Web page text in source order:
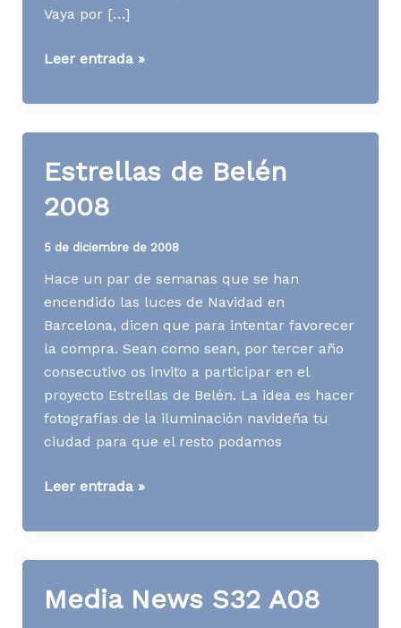
Vaya por […]
[Contenidos]
publicar
cuatro
canales
menos
utilizados
Leer entrada »
Estrellas de Belén
2008
5 de diciembre de 2008
Hace un par de semanas que se han
encendido las luces de Navidad en
Barcelona, dicen que para intentar favorecer
la compra. Sean como sean, por tercer año
consecutivo os invito a participar en el
proyecto Estrellas de Belén. La idea es hacer
fotografías de la iluminación navideña tu
ciudad para que el resto podamos
Estrellas
Belén
Leer entrada »
Media News S32 A08